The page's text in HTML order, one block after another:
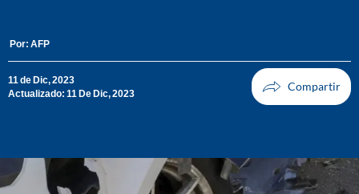
Por: AFP
11 de Dic, 2023
Actualizado: 11 De Dic, 2023